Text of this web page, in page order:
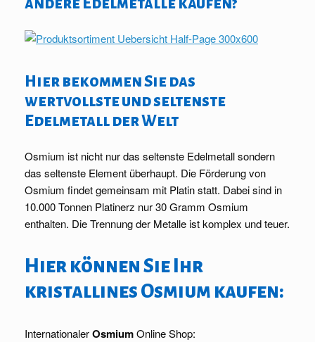
andere Edelmetalle kaufen?
Hier bekommen Sie das
wertvollste und seltenste
Edelmetall der Welt
Osmium ist nicht nur das seltenste Edelmetall sondern
das seltenste Element überhaupt. Die Förderung von
Osmium findet gemeinsam mit Platin statt. Dabei sind in
10.000 Tonnen Platinerz nur 30 Gramm Osmium
enthalten. Die Trennung der Metalle ist komplex und teuer.
Hier können Sie Ihr
kristallines Osmium kaufen:
InternationalerOsmiumOnline Shop: